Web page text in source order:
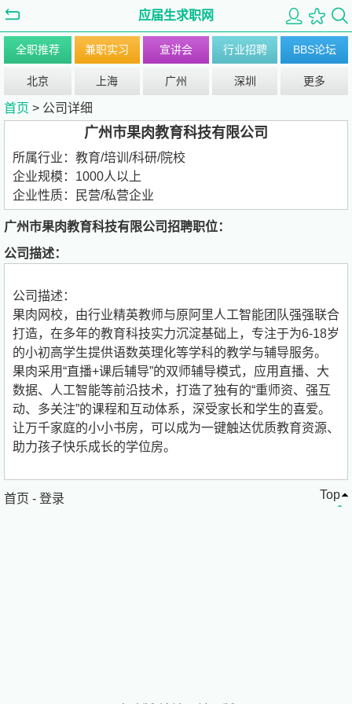
应届生求职网
全职推荐 兼职实习 宣讲会 行业招聘 BBS论坛
北京 上海 广州 深圳 更多
首页 > 公司详细
广州市果肉教育科技有限公司
所属行业： 教育/培训/科研/院校
企业规模： 1000人以上
企业性质：
民营/私营企业
广州市果肉教育科技有限公司招聘职位：
公司描述：
公司描述：
果肉网校，由行业精英教师与原阿里人工智能团队强强联合
打造，在多年的教育科技实力沉淀基础上，专注于为6-18岁
的小初高学生提供语数英理化等学科的教学与辅导服务。
果肉采用“直播+课后辅导”的双师辅导模式，应用直播、大
数据、人工智能等前沿技术，打造了独有的“重师资、强互
动、多关注”的课程和互动体系，深受家长和学生的喜爱。
让万千家庭的小小书房，可以成为一键触达优质教育资源、
助力孩子快乐成长的学位房。
首页 - 登录 Top